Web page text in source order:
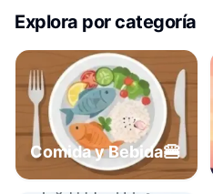
Explora por categoría
Comida y Bebida🍔